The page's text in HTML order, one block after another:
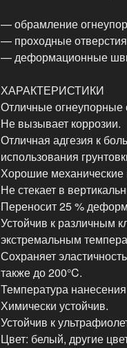
— обрамление
— проходные
— деформационные
ХАРАКТЕРИСТИКИ
Отличные огнеупорные
Не вызывает коррозии.
Отличная адгезия к
использования
Хорошие механические
Не стекает в
Переносит 25 %
Устойчив к различным
экстремальным
Сохраняет
также до 200°C.
Температура
Химически устойчив.
Устойчив к
Цвет: белый, другие